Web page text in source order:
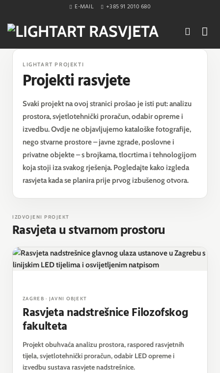
content
E-MAIL +385 91 2010 680
LIGHTART PROJEKTI
Projekti rasvjete
Svaki projekt na ovoj stranici prošao je isti put: analizu
prostora, svjetlotehnički proračun, odabir opreme i
izvedbu. Ovdje ne objavljujemo kataloške fotografije,
nego stvarne prostore – javne zgrade, poslovne i
privatne objekte – s brojkama, tlocrtima i tehnologijom
koja stoji iza svakog rješenja. Pogledajte kako izgleda
rasvjeta kada se planira prije prvog izbušenog otvora.
IZDVOJENI PROJEKT
Rasvjeta u stvarnom prostoru
ZAGREB · JAVNI OBJEKT
Rasvjeta nadstrešnice Filozofskog
fakulteta
Projekt obuhvaća analizu prostora, raspored rasvjetnih
tijela, svjetlotehnički proračun, odabir LED opreme i
izvedbu sustava rasvjete nadstrešnice.